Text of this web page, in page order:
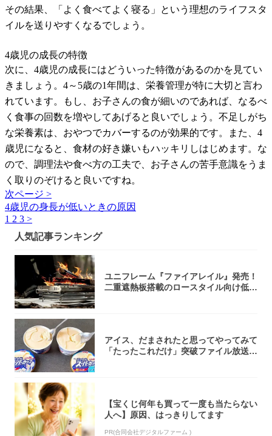
その結果、「よく食べてよく寝る」という理想のライフスタ
イルを送りやすくなるでしょう。
4歳児の成長の特徴
次に、4歳児の成長にはどういった特徴があるのかを見てい
きましょう。4～5歳の1年間は、栄養管理が特に大切と言わ
れています。もし、お子さんの食が細いのであれば、なるべ
く食事の回数を増やしてあげると良いでしょう。不足しがち
な栄養素は、おやつでカバーするのが効果的です。また、4
歳児になると、食材の好き嫌いもハッキリしはじめます。な
ので、調理法や食べ方の工夫で、お子さんの苦手意識をうま
く取りのぞけると良いですね。
次ページ >
4歳児の身長が低いときの原因
1 2 3 >
人気記事ランキング
ユニフレーム『ファイアレイル』発売！
二重遮熱板搭載のロースタイル向け低型
アイス、だまされたと思ってやってみて
「たったこれだけ」突破ファイル放送で
【宝くじ何年も買って一度も当たらない
人へ】原因、はっきりしてます
PR(合同会社デジタルファーム )